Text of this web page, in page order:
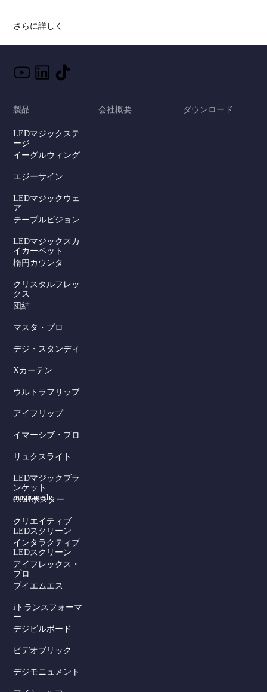
さらに詳しく
製品
LEDマジックステ
ージ
イーグルウィング
エジーサイン
LEDマジックウェ
ア
テーブルビジョン
LEDマジックスカ
イカーペット
楕円カウンタ
クリスタルフレッ
クス
団結
マスタ・プロ
デジ・スタンディ
Xカーテン
ウルトラフリップ
アイフリップ
イマーシブ・プロ
リュクスライト
LEDマジックブラ
ンケット
magicmesh
OOHポスター
クリエイティブ
LEDスクリーン
インタラクティブ
LEDスクリーン
アイフレックス・
プロ
ブイエムエス
iトランスフォーマ
ー
デジビルボード
ビデオブリック
デジモニュメント
会社概要 ダウンロード
Hindi
Dutch
Serbian